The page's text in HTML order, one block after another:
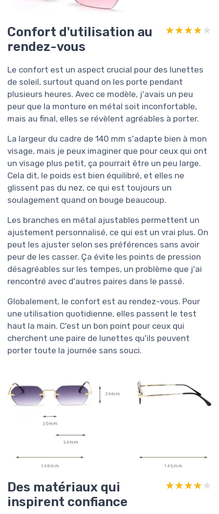
Confort d'utilisation au
rendez-vous
★★★★★
★★★★★
Le confort est un aspect crucial pour des lunettes
de soleil, surtout quand on les porte pendant
plusieurs heures. Avec ce modèle, j'avais un peu
peur que la monture en métal soit inconfortable,
mais au final, elles se révèlent agréables à porter.
La largeur du cadre de 140 mm s'adapte bien à mon
visage, mais je peux imaginer que pour ceux qui ont
un visage plus petit, ça pourrait être un peu large.
Cela dit, le poids est bien équilibré, et elles ne
glissent pas du nez, ce qui est toujours un
soulagement quand on bouge beaucoup.
Les branches en métal ajustables permettent un
ajustement personnalisé, ce qui est un vrai plus. On
peut les ajuster selon ses préférences sans avoir
peur de les casser. Ça évite les points de pression
désagréables sur les tempes, un problème que j'ai
rencontré avec d'autres paires dans le passé.
Globalement, le confort est au rendez-vous. Pour
une utilisation quotidienne, elles passent le test
haut la main. C'est un bon point pour ceux qui
cherchent une paire de lunettes qu'ils peuvent
porter toute la journée sans souci.
Des matériaux qui
inspirent confiance
★★★★★
★★★★★